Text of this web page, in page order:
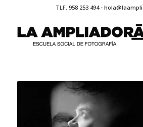
TLF. 958 253 494 -